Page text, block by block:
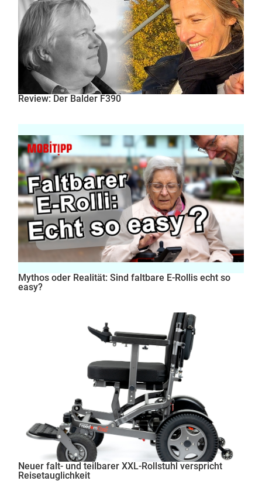
Review: Der Balder F390
Mythos oder Realität: Sind faltbare E-Rollis echt so
easy?
Neuer falt- und teilbarer XXL-Rollstuhl verspricht
Reisetauglichkeit